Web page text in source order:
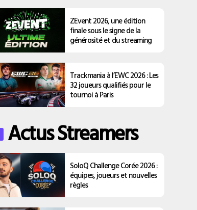
ZEvent 2026, une édition
finale sous le signe de la
générosité et du streaming
Trackmania à l’EWC 2026 : Les
32 joueurs qualifiés pour le
tournoi à Paris
Actus Streamers
SoloQ Challenge Corée 2026 :
équipes, joueurs et nouvelles
règles